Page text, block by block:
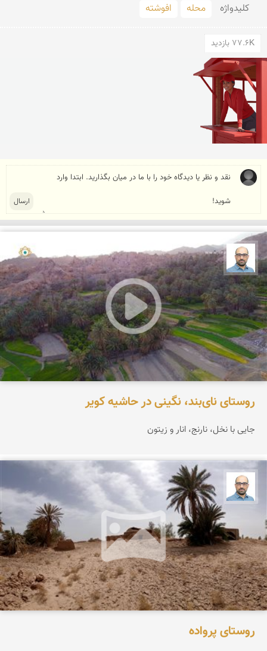
کلید‌واژه محله افوشته
77.6K بازدید
بابک ارجمندی
روستای نای‌بند، نگینی در حاشیه کویر
جایی با نخل، نارنج، انار و زیتون
بابک ارجمندی
روستای پرواده